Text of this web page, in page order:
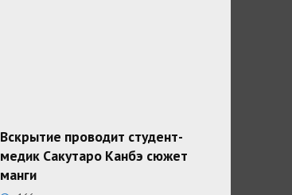
Вскрытие проводит студент-
медик Сакутаро Канбэ сюжет
манги